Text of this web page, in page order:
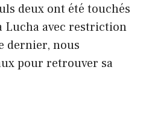
deux ont été touchés
Lucha avec restriction
dernier, nous
pour retrouver sa